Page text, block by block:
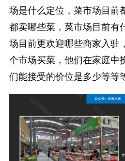
场是什么定位，菜市场目前
都卖哪些菜，菜市场目前有
场目前更欢迎哪些商家入驻
个市场买菜，他们在家庭中
们能接受的价位是多少等等